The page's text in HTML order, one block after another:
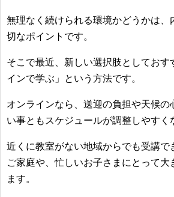
無理なく続けられる環境かどうかは、
切なポイントです。
そこで最近、新しい選択肢としておす
インで学ぶ」という方法です。
オンラインなら、送迎の負担や天候の
い事ともスケジュールが調整しやすく
近くに教室がない地域からでも受講で
ご家庭や、忙しいお子さまにとって大
ます。